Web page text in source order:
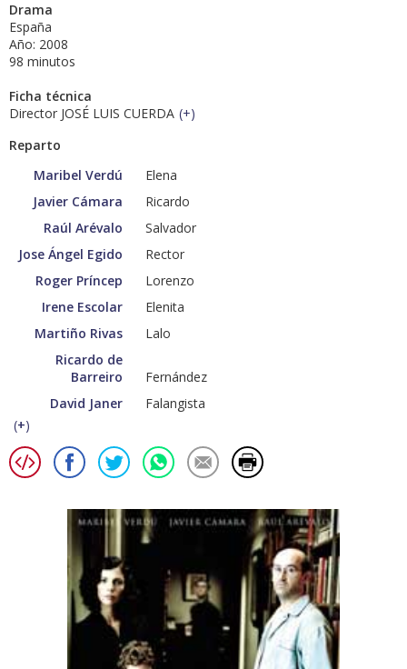
Drama
España
Año: 2008
98 minutos
Ficha técnica
Director JOSÉ LUIS CUERDA (+)
Reparto
Maribel Verdú
Elena
Javier Cámara
Ricardo
Raúl Arévalo
Salvador
Jose Ángel Egido
Rector
Roger Príncep
Lorenzo
Irene Escolar
Elenita
Martiño Rivas
Lalo
Ricardo de
Barreiro
Fernández
David Janer
Falangista
(+)